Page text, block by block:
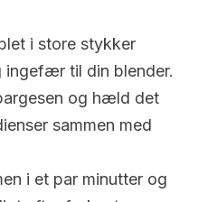
i store stykker
ingefær til din blender.
og hæld det
sammen med
i et par minutter og